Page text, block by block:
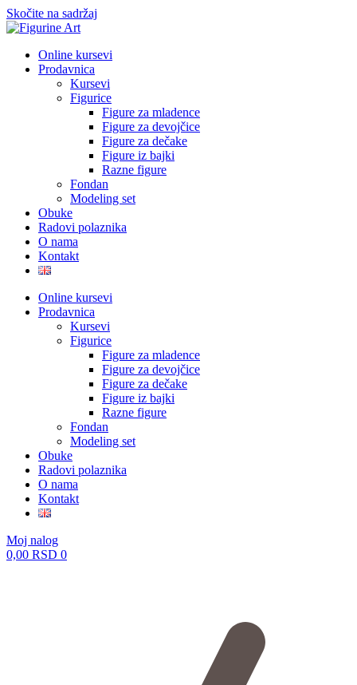
Skočite na sadržaj
Online kursevi
Prodavnica
Kursevi
Figurice
Figure za mladence
Figure za devojčice
Figure za dečake
Figure iz bajki
Razne figure
Fondan
Modeling set
Obuke
Radovi polaznika
O nama
Kontakt
Online kursevi
Prodavnica
Kursevi
Figurice
Figure za mladence
Figure za devojčice
Figure za dečake
Figure iz bajki
Razne figure
Fondan
Modeling set
Obuke
Radovi polaznika
O nama
Kontakt
Moj nalog
0,00 RSD 0